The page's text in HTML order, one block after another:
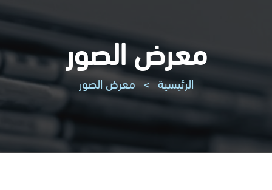
معرض الصور
الرئيسية > معرض الصور